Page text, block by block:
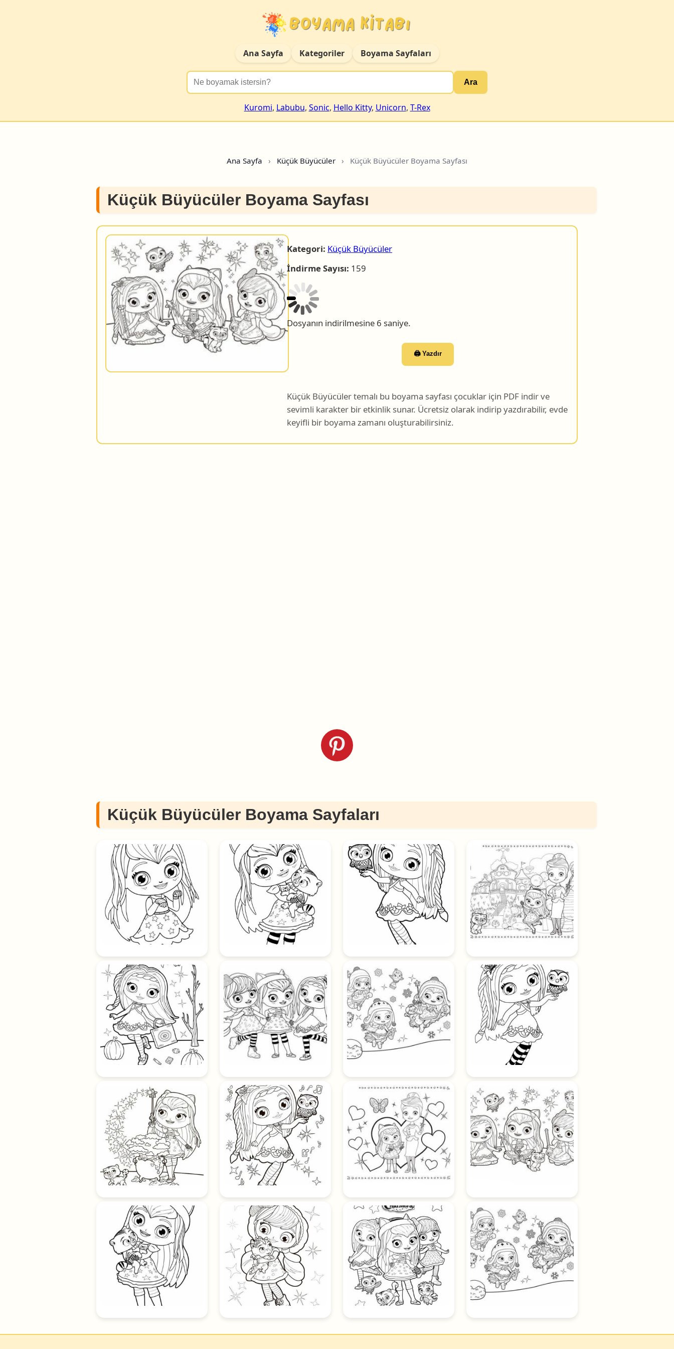
Ana Sayfa Kategoriler Boyama Sayfaları
Ara
Kuromi, Labubu, Sonic, Hello Kitty, Unicorn, T-Rex
Ana Sayfa › Küçük Büyücüler › Küçük Büyücüler Boyama Sayfası
Küçük Büyücüler Boyama Sayfası
Kategori: Küçük Büyücüler
İndirme Sayısı: 159
Dosyanın indirilmesine 5 saniye.
Küçük Büyücüler temalı bu boyama sayfası çocuklar için PDF indir ve
keyifli bir boyama zamanı oluşturabilirsiniz.